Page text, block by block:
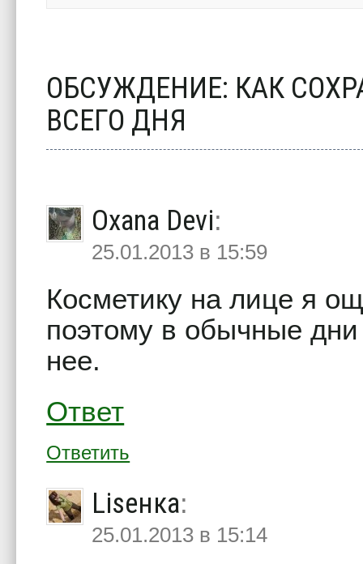
ОБСУЖДЕНИЕ: КАК
ВСЕГО ДНЯ
Oxana Devi:
25.01.2013 в 15:59
Косметику на лице я
поэтому в обычные
нее.
Ответ
Ответить
Liseнка:
25.01.2013 в 15:14